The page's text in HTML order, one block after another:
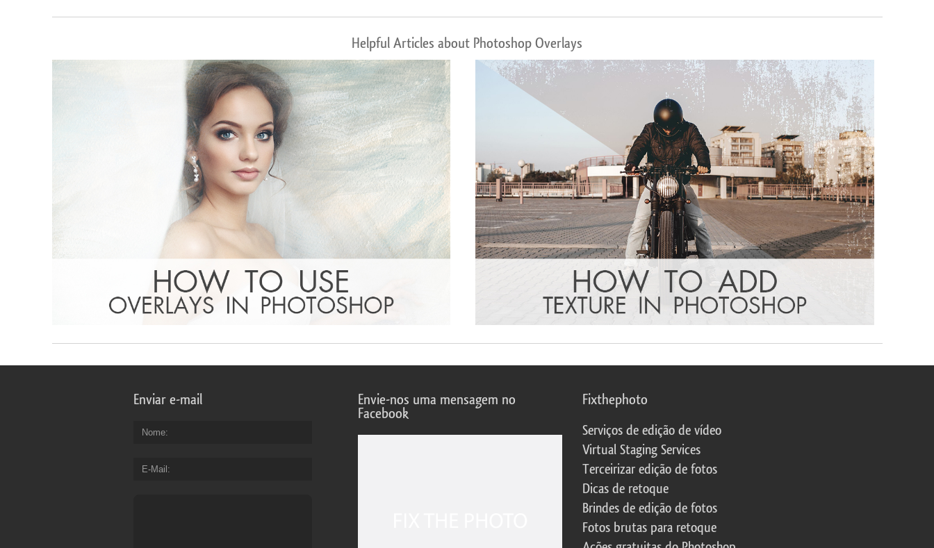
Helpful Articles about Photoshop Overlays
Enviar e-mail
Nome
E-Mail
Envie-nos uma mensagem no
Facebook
Fixthephoto
Serviços de edição de vídeo
Virtual Staging Services
Terceirizar edição de fotos
Dicas de retoque
Brindes de edição de fotos
Fotos brutas para retoque